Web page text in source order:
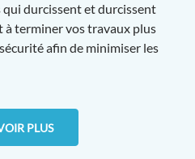
durcissent et durcissent
à terminer vos travaux plus
afin de minimiser les
PLUS